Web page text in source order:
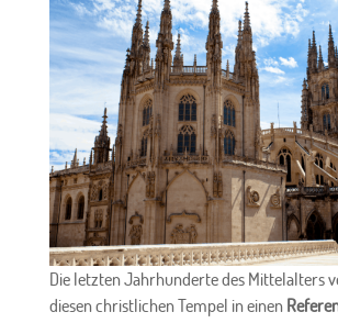
Die letzten Jahrhunderte des Mittelalters
diesen christlichen Tempel in einen